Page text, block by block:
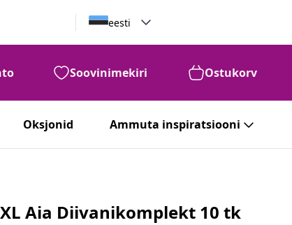
eesti
Soovinimekiri Ostukorv
Oksjonid Ammuta inspiratsiooni
Aia Diivanikomplekt 10 tk